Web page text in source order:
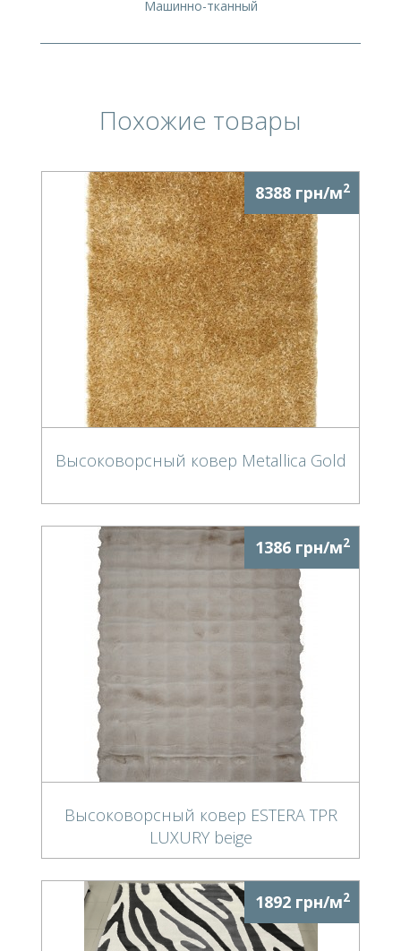
Машинно-тканный
Похожие товары
8388 грн/м2
Высоковорсный ковер Metallica Gold
1386 грн/м2
Высоковорсный ковер ESTERA TPR
LUXURY beige
1892 грн/м2